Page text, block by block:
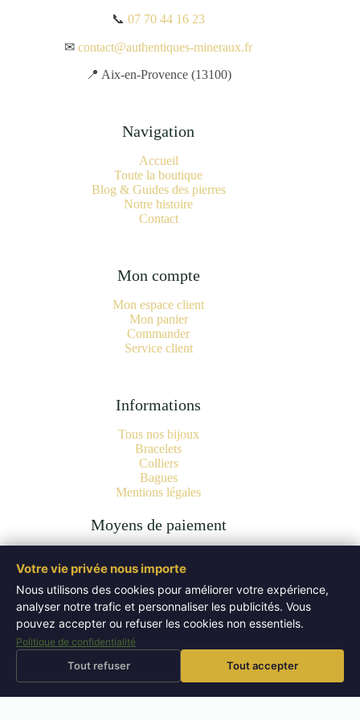
📞07 70 44 16 23
✉contact@authentiques-mineraux.fr
📍 Aix-en-Provence (13100)
Navigation
Accueil
Toute la boutique
Blog & Guides des pierres
Notre histoire
Contact
Mon compte
Mon espace client
Mon panier
Commander
Service client
Informations
Tous nos bijoux
Bracelets
Colliers
Bagues
Mentions légales
Moyens de paiement
Copyright © 2026 Bijoux Pierres Naturelles | Lithothérapie -
Authentiques Minéraux - WordPress Theme byCreative
Votre vie privée nous importe
Nous utilisons des cookies pour améliorer votre expérience,
analyser notre trafic et personnaliser les publicités. Vous
pouvez accepter ou refuser les cookies non essentiels.
Politique de confidentialité
Tout refuser Tout accepter